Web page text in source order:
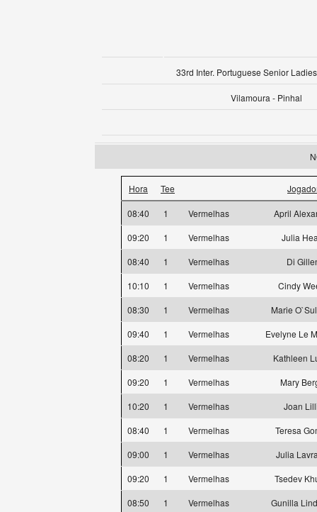
33rd Inter. Portuguese Senior
Vilamoura - Pinhal
Hora Tee
08:40 1 Vermelhas
April
09:20
1 Vermelhas
Julia
08:40
1 Vermelhas
Di
10:10
1 Vermelhas
Cindy
08:30
1 Vermelhas
Marie
09:40
1 Vermelhas
Evelyne Le
08:20
1 Vermelhas
Kathleen
09:20
1 Vermelhas
Mary
10:20
1 Vermelhas
Joan
08:40
1 Vermelhas
Teresa
09:00
1 Vermelhas
Julia
09:20
1 Vermelhas
Tsedev
08:50
1 Vermelhas
Gunilla